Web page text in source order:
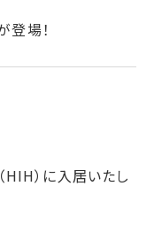
登場！
HIH）に入居いたし